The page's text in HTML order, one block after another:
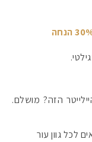
הנחה
הזה? מושלם.
לכל גוון עור